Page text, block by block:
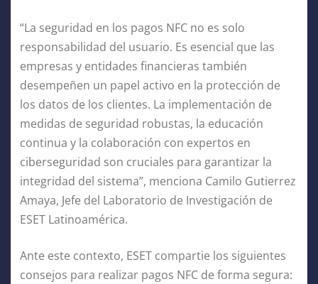
“La seguridad en los pagos NFC no es solo
responsabilidad del usuario. Es esencial que las
empresas y entidades financieras también
desempeñen un papel activo en la protección de
los datos de los clientes. La implementación de
medidas de seguridad robustas, la educación
continua y la colaboración con expertos en
ciberseguridad son cruciales para garantizar la
integridad del sistema”, menciona Camilo Gutierrez
Amaya, Jefe del Laboratorio de Investigación de
ESET Latinoamérica.
Ante este contexto, ESET compartie los siguientes
consejos para realizar pagos NFC de forma segura: